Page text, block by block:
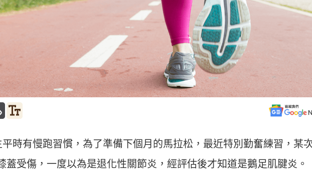
時有慢跑習慣，為了準備下個月的馬拉松，最近特別勤奮練習，某
蓋受傷，一度以為是退化性關節炎，經評估後才知道是鵝足肌腱炎。